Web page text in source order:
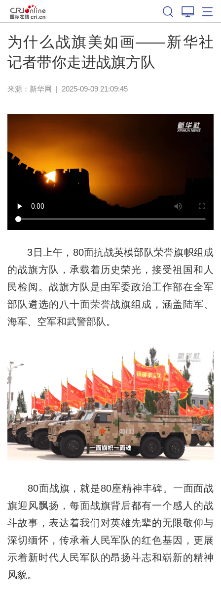
为什么战旗美如画——新华社
记者带你走进战旗方队
来源： 新华网 | 2025-09-09 21:09:45
3日上午，80面抗战英模部队荣誉旗帜组成
的战旗方队，承载着历史荣光，接受祖国和人
民检阅。战旗方队是由军委政治工作部在全军
部队遴选的八十面荣誉战旗组成，涵盖陆军、
海军、空军和武警部队。
80面战旗，就是80座精神丰碑。一面面战
旗迎风飘扬，每面战旗背后都有一个感人的战
斗故事，表达着我们对英雄先辈的无限敬仰与
深切缅怀，传承着人民军队的红色基因，更展
示着新时代人民军队的昂扬斗志和崭新的精神
风貌。